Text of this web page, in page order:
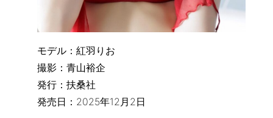
モデル：紅羽りお
撮影：青山裕企
発行：扶桑社
発売日：2025年12月2日